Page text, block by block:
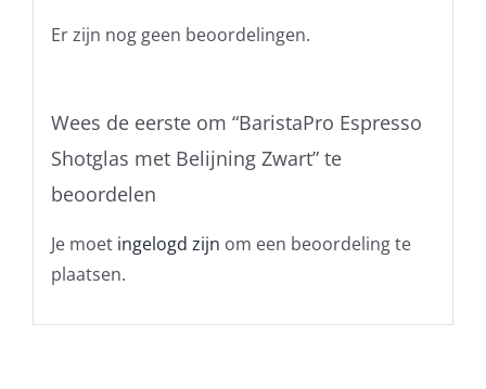
Er zijn nog geen beoordelingen.
Wees de eerste om “BaristaPro Espresso
Shotglas met Belijning Zwart” te
beoordelen
Je moet ingelogd zijn om een beoordeling te
plaatsen.